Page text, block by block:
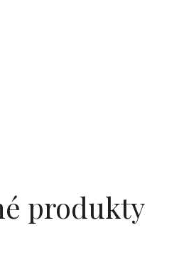
produkty